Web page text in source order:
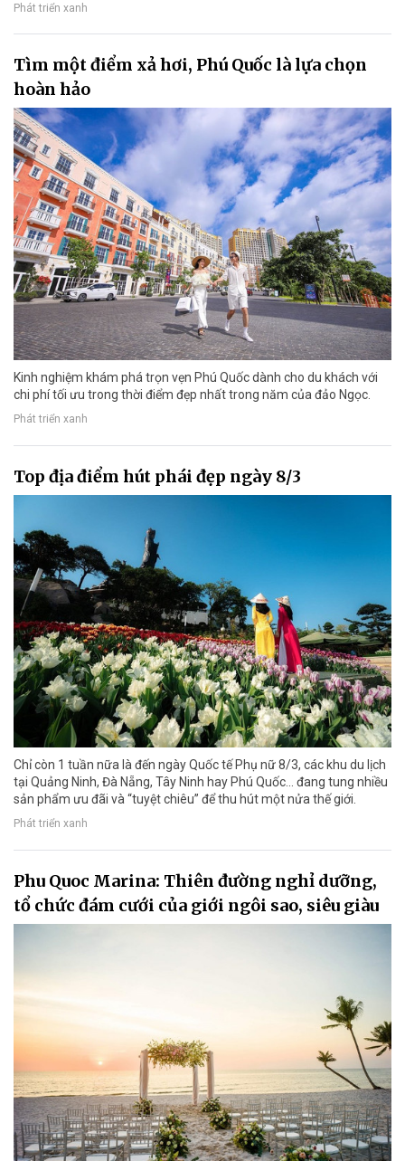
Phát triển xanh
Tìm một điểm xả hơi, Phú Quốc là lựa chọn
hoàn hảo
Kinh nghiệm khám phá trọn vẹn Phú Quốc dành cho du khách với
chi phí tối ưu trong thời điểm đẹp nhất trong năm của đảo Ngọc.
Phát triển xanh
Top địa điểm hút phái đẹp ngày 8/3
Chỉ còn 1 tuần nữa là đến ngày Quốc tế Phụ nữ 8/3, các khu du lịch
tại Quảng Ninh, Đà Nẵng, Tây Ninh hay Phú Quốc... đang tung nhiều
sản phẩm ưu đãi và “tuyệt chiêu” để thu hút một nửa thế giới.
Phát triển xanh
Phu Quoc Marina: Thiên đường nghỉ dưỡng,
tổ chức đám cưới của giới ngôi sao, siêu giàu